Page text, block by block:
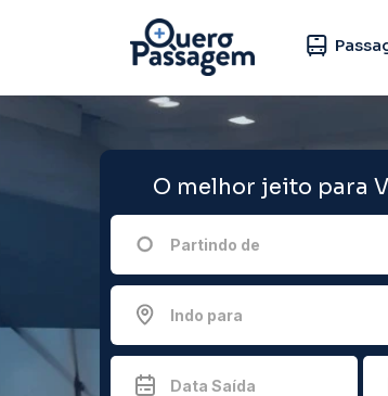
O melhor jeito para
Partindo de
Indo para
Data Saída